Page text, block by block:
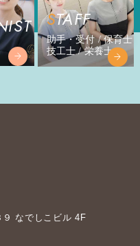
STAFF
助手・受付 / 保育士
技工士 / 栄養士
なでしこビル 4F